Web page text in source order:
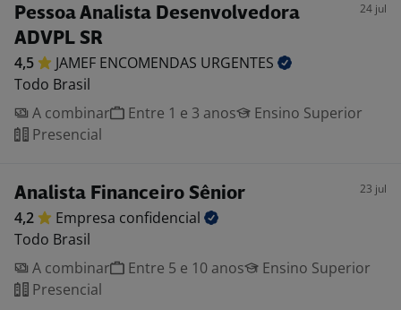
Pessoa Analista Desenvolvedora
ADVPL SR
24 jul
4,5 JAMEF ENCOMENDAS URGENTES
Todo Brasil
A combinar
Entre 1 e 3 anos
Ensino Superior
Presencial
Analista Financeiro Sênior 23 jul
4,2 Empresa confidencial
Todo Brasil
A combinar
Entre 5 e 10 anos
Ensino Superior
Presencial